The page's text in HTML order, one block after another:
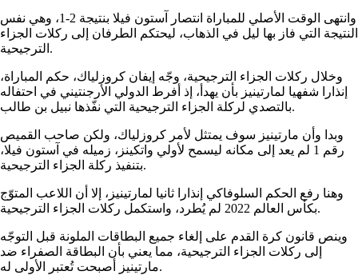
وانتهى الوقت الأصلي للمباراة انتصار آستون فيلا بنتيجة 2-1، وهي نفس
النتيجة التي فاز بها ليل في الذهاب، ليحتكم الطرفان إلى ركلات الجزاء
الترجيحية.
وخلال ركلات الجزاء الترجيحية، وجّه إيفان كروزلياك، حكم المباراة،
إنذارا شفهيا لمارتينيز بأن يهدأ، إذ أفرط الدولي الأرجنتيني في احتفاله
بالتصدي لركلة الجزاء الترجيحية التي نفّذها نبيل بن طالب.
وبدا وأن مارتينيز سوف يمتثل لأمر كروزلياك، ولكن صاحب القميص
رقم 1 لم يعد إلى مكانه ليسمح لأولي واتكينز، زميله في آستون فيلا،
بتنفيذ ركلة الجزاء الترجيحية.
وهنا رفع الحكم السلوفاكي إنذارا ثانيا لمارتينيز، إلا أن اللاعب المتوّج
بكأس العالم 2022 لم يُطرد، واستكمل ركلات الجزاء الترجيحية.
وينص قانون كرة القدم على إلغاء جميع البطاقات الملونة قبل التوجّه
إلى ركلات الجزاء الترجيحية، مما يعني بأن البطاقة الصفراء ضد
مارتينيز أصبحت تُعتبر الأولى له.